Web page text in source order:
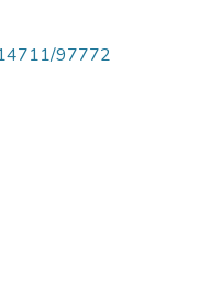
97772